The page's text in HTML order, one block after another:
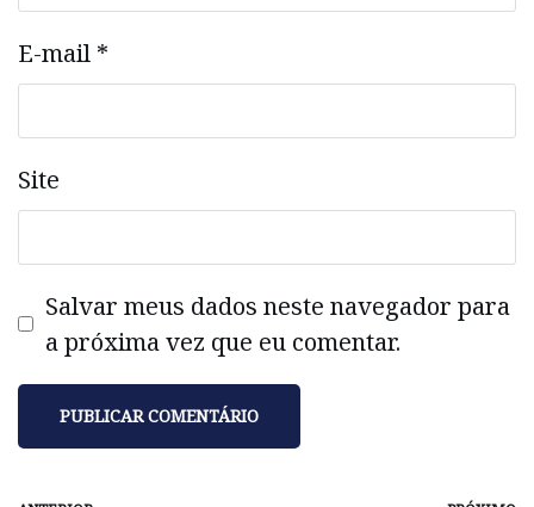
E-mail *
Site
Salvar meus dados neste navegador para
a próxima vez que eu comentar.